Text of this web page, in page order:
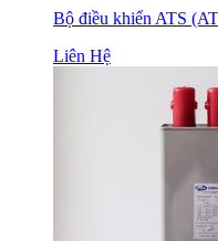
Bộ điều khiển ATS
Liên Hệ